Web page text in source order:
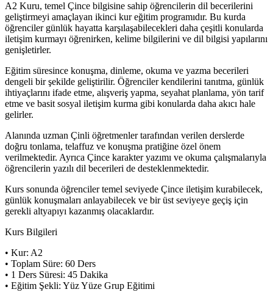
A2 Kuru, temel Çince bilgisine sahip öğrencilerin dil becerilerini
geliştirmeyi amaçlayan ikinci kur eğitim programıdır. Bu kurda
öğrenciler günlük hayatta karşılaşabilecekleri daha çeşitli konularda
iletişim kurmayı öğrenirken, kelime bilgilerini ve dil bilgisi yapılarını
genişletirler.
Eğitim süresince konuşma, dinleme, okuma ve yazma becerileri
dengeli bir şekilde geliştirilir. Öğrenciler kendilerini tanıtma, günlük
ihtiyaçlarını ifade etme, alışveriş yapma, seyahat planlama, yön tarif
etme ve basit sosyal iletişim kurma gibi konularda daha akıcı hale
gelirler.
Alanında uzman Çinli öğretmenler tarafından verilen derslerde
doğru tonlama, telaffuz ve konuşma pratiğine özel önem
verilmektedir. Ayrıca Çince karakter yazımı ve okuma çalışmalarıyla
öğrencilerin yazılı dil becerileri de desteklenmektedir.
Kurs sonunda öğrenciler temel seviyede Çince iletişim kurabilecek,
günlük konuşmaları anlayabilecek ve bir üst seviyeye geçiş için
gerekli altyapıyı kazanmış olacaklardır.
Kurs Bilgileri
• Kur: A2
• Toplam Süre: 60 Ders
• 1 Ders Süresi: 45 Dakika
• Eğitim Şekli: Yüz Yüze Grup Eğitimi